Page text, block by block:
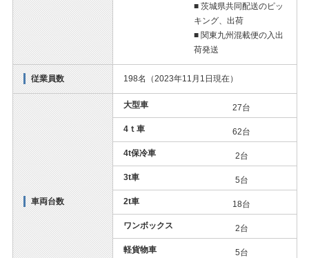
■ 茨城県共同配送のピッ
キング、出荷
■ 関東九州混載便の入出
荷発送
従業員数 198名（2023年11月1日現在）
車両台数
大型車 27台
4ｔ車 62台
4t保冷車 2台
3t車 5台
2t車 18台
ワンボックス 2台
軽貨物車
5台